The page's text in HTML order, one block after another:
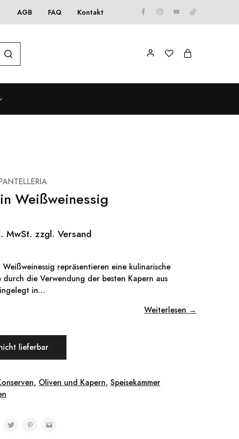
AGB FAQ Kontakt
Weißweinessig
MwSt. zzgl. Versand
repräsentieren eine kulinarische
durch die Verwendung der besten Kapern aus
in…
Weiterlesen →
lieferbar
, Oliven und Kapern, Speisekammer